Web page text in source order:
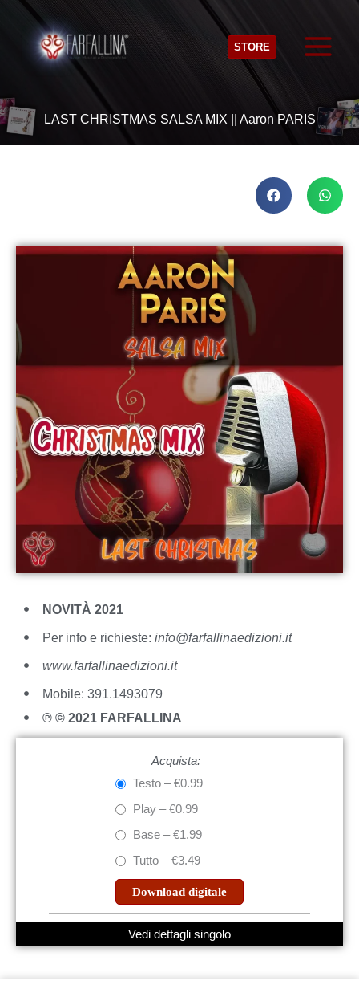
contenuto
STORE
LAST CHRISTMAS SALSA MIX || Aaron PARIS
NOVITÀ 2021
Per info e richieste: info@farfallinaedizioni.it
www.farfallinaedizioni.it
Mobile: 391.1493079
℗ © 2021 FARFALLINA
Acquista:
Testo –€0.99
Play –€0.99
Base –€1.99
Tutto –€3.49
Download digitale
Vedi dettagli singolo